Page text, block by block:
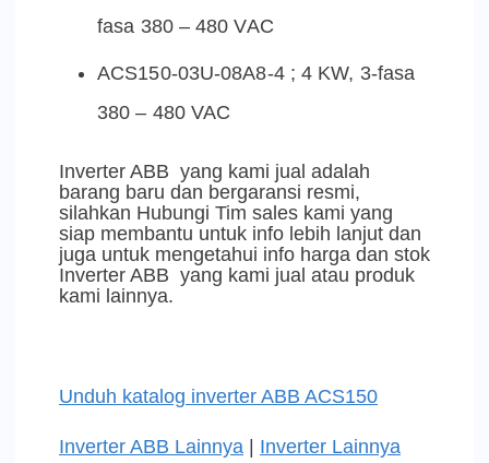
fasa 380 – 480 VAC
ACS150-03U-08A8-4 ; 4 KW, 3-fasa
380 – 480 VAC
Inverter ABB yang kami jual adalah
barang baru dan bergaransi resmi,
silahkan Hubungi Tim sales kami yang
siap membantu untuk info lebih lanjut dan
juga untuk mengetahui info harga dan stok
Inverter ABB yang kami jual atau produk
kami lainnya.
Unduh katalog inverter ABB ACS150
Inverter ABB Lainnya Inverter Lainnya